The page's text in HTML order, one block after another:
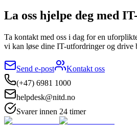
La oss hjelpe deg med
Ta kontakt med oss i dag for en
vi kan løse dine IT-utfordringer og drive
Send e-post
Kontakt oss
(+47) 6981 1000
helpdesk@nitd.no
Svarer innen 24 timer